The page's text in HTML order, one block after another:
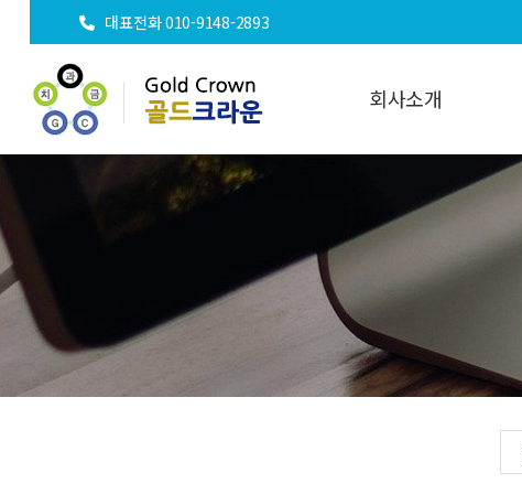
대표전화 010-9148-2893
회사소개
오시는길